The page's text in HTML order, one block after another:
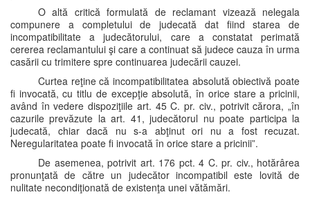
O altă critică formulată de reclamant vizează nelegala
compunere a completului de judecată dat fiind starea de
incompatibilitate a judecătorului, care a constatat perimată
cererea reclamantului şi care a continuat să judece cauza în urma
casării cu trimitere spre continuarea judecării cauzei.
Curtea reţine că incompatibilitatea absolută obiectivă poate
fi invocată, cu titlu de excepţie absolută, în orice stare a pricinii,
având în vedere dispoziţiile art. 45 C. pr. civ., potrivit cărora, „în
cazurile prevăzute la art. 41, judecătorul nu poate participa la
judecată, chiar dacă nu s-a abţinut ori nu a fost recuzat.
Neregularitatea poate fi invocată în orice stare a pricinii”.
De asemenea, potrivit art. 176 pct. 4 C. pr. civ., hotărârea
pronunţată de către un judecător incompatibil este lovită de
nulitate necondiţionată de existenţa unei vătămări.